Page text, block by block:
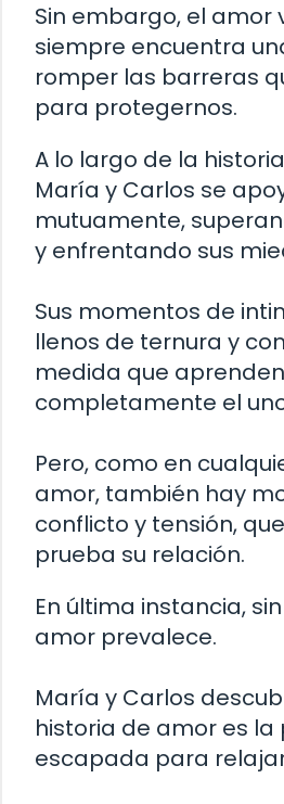
Sin embargo, el amor
siempre encuentra
romper las barreras
para protegernos.
A lo largo de la
María y Carlos se
mutuamente,
y enfrentando sus
Sus momentos de
llenos de ternura y
medida que
completamente el
Pero, como en
amor, también hay
conflicto y tensión,
prueba su relación.
En última instancia,
amor prevalece.
María y Carlos
historia de amor es la
escapada para